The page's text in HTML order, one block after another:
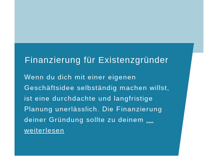
Finanzierung für Existenzgründer
Wenn du dich mit einer eigenen
Geschäftsidee selbständig machen willst,
ist eine durchdachte und langfristige
Planung unerlässlich. Die Finanzierung
deiner Gründung sollte zu deinem
weiterlesen